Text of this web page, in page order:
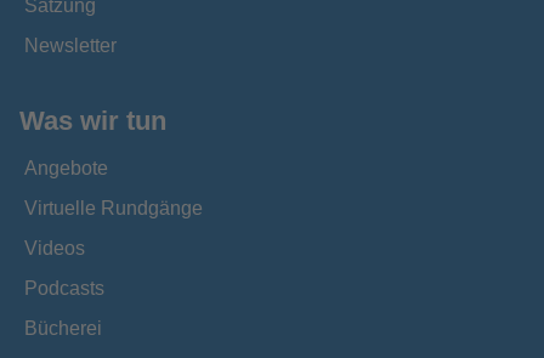
Satzung
Newsletter
Was wir tun
Angebote
Virtuelle Rundgänge
Videos
Podcasts
Bücherei